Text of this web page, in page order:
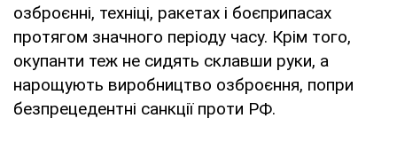
озброєнні, техніці, ракетах і боєприпасах
протягом значного періоду часу. Крім того,
окупанти теж не сидять склавши руки, а
нарощують виробництво озброєння, попри
безпрецедентні санкції проти РФ.